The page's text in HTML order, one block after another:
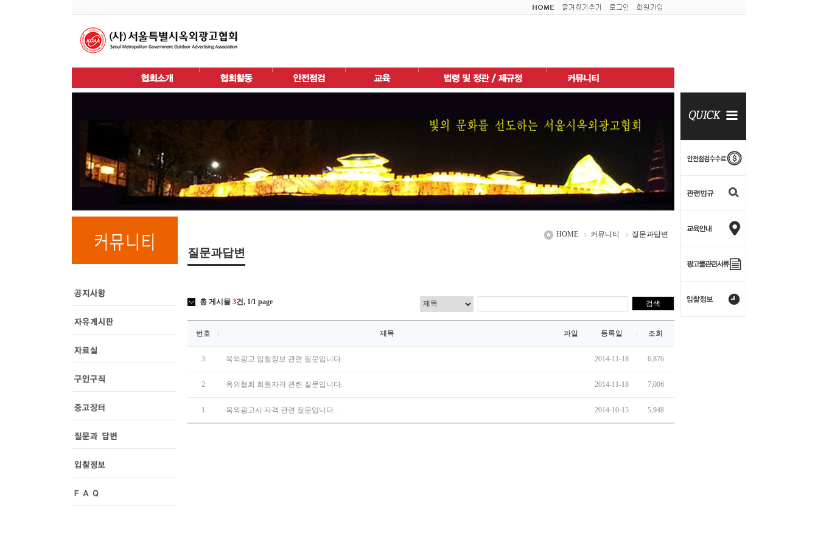
질문과답변
HOME 커뮤니티 질문과답변
총 게시물 3건, 1/1 page
번호 제목 파일 등록일 조회
3 옥외광고 입찰정보 관련 질문입니다. 2014-11-18 6,876
2 옥외협회 회원자격 관련 질문입니다. 2014-11-18 7,006
1 옥외광고사 자격 관련 질문입니다.. 2014-10-15 5,948